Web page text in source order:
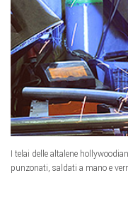
I telai delle altalene
punzonati, saldati a mano e